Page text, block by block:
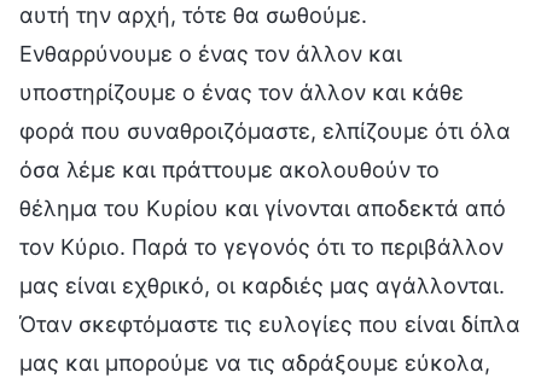
αυτή την αρχή, τότε θα σωθούμε.
Ενθαρρύνουμε ο ένας τον άλλον και
υποστηρίζουμε ο ένας τον άλλον και κάθε
φορά που συναθροιζόμαστε, ελπίζουμε ότι όλα
όσα λέμε και πράττουμε ακολουθούν το
θέλημα του Κυρίου και γίνονται αποδεκτά από
τον Κύριο. Παρά το γεγονός ότι το περιβάλλον
μας είναι εχθρικό, οι καρδιές μας αγάλλονται.
Όταν σκεφτόμαστε τις ευλογίες που είναι δίπλα
μας και μπορούμε να τις αδράξουμε εύκολα,